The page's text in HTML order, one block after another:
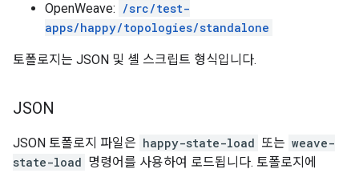
OpenWeave: /src/test-
apps/happy/topologies/standalone
토폴로지는 JSON 및 셸 스크립트 형식입니다.
JSON
JSON 토폴로지 파일은 happy-state-load 또는 weave-
state-load 명령어를 사용하여 로드됩니다. 토폴로지에